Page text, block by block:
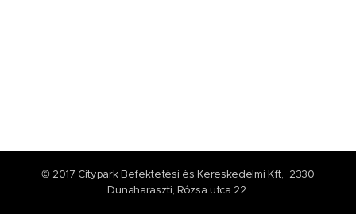
© 2017 Citypark Befektetési és Kereskedelmi Kft, 2330
Dunaharaszti, Rózsa utca 22.